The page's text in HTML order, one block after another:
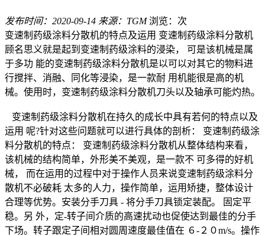
发布时间：2020-09-14 来源：TGM浏览： 次
变速制药级涂料分散机的特点及运用 变速制药级涂料分散机
顾名思义就是起到变速制药级涂料的浸染， 可是该机械是属
于多功 能的变速制药级涂料分散机是以可以对其它的物料进
行搅拌、消融、同化等浸染，是一款耐 用机能很是高的机
械。使用时，变速制药级涂料分散机刀头以及轴承可能灼热。
变速制药级涂料分散机在持久的成长中具有若何的特点以及
运用 呢?针对这些问题就可以进行具体的剖析： 变速制药级涂
料分散机的特点： 变速制药级涂料分散机从整体结构来看，
该机械的结构简单，外形美不美观，是一款不 可多得的好机
械， 而在运用的过程中对于操作人员来说变速制药级涂料分
散机不必破耗 太多的人力，操作简单，运用矫捷，整体设计
合理等优势。安装分手刀具 - 将分手刀具锁定装配。 固定平
稳。另 外，定-转子间介质的高速扰动也促使达到最佳的分手
下场。转子跟定子间相对圆周速度最佳值在 ６-２０m/s。操作